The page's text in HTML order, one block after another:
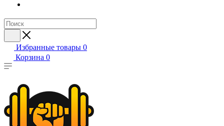
Избранные товары 0
Корзина 0